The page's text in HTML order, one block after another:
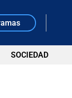
SOCIEDAD